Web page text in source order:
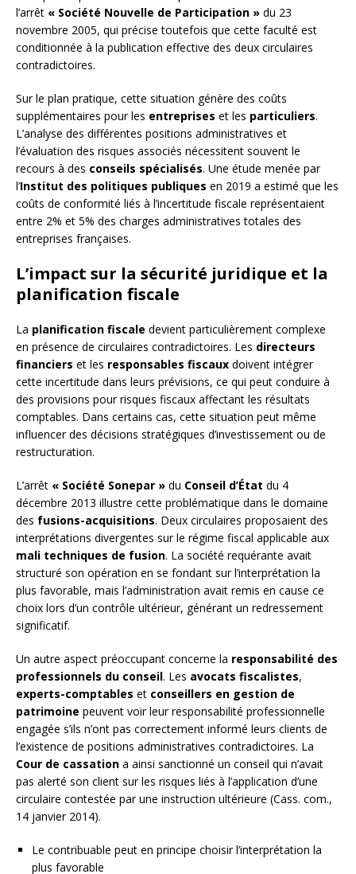
l’arrêt « Société Nouvelle de Participation » du 23
novembre 2005, qui précise toutefois que cette faculté est
conditionnée à la publication effective des deux circulaires
contradictoires.
Sur le plan pratique, cette situation génère des coûts
supplémentaires pour les entreprises et les particuliers.
L’analyse des différentes positions administratives et
l’évaluation des risques associés nécessitent souvent le
recours à des conseils spécialisés. Une étude menée par
l’Institut des politiques publiques en 2019 a estimé que les
coûts de conformité liés à l’incertitude fiscale représentaient
entre 2% et 5% des charges administratives totales des
entreprises françaises.
L’impact sur la sécurité juridique et la
planification fiscale
La planification fiscale devient particulièrement complexe
en présence de circulaires contradictoires. Les directeurs
financiers et les responsables fiscaux doivent intégrer
cette incertitude dans leurs prévisions, ce qui peut conduire à
des provisions pour risques fiscaux affectant les résultats
comptables. Dans certains cas, cette situation peut même
influencer des décisions stratégiques d’investissement ou de
restructuration.
L’arrêt « Société Sonepar » du Conseil d’État du 4
décembre 2013 illustre cette problématique dans le domaine
des fusions-acquisitions. Deux circulaires proposaient des
interprétations divergentes sur le régime fiscal applicable aux
mali techniques de fusion. La société requérante avait
structuré son opération en se fondant sur l’interprétation la
plus favorable, mais l’administration avait remis en cause ce
choix lors d’un contrôle ultérieur, générant un redressement
significatif.
Un autre aspect préoccupant concerne la responsabilité des
professionnels du conseil. Les avocats fiscalistes,
experts-comptables et conseillers en gestion de
patrimoine peuvent voir leur responsabilité professionnelle
engagée s’ils n’ont pas correctement informé leurs clients de
l’existence de positions administratives contradictoires. La
Cour de cassation a ainsi sanctionné un conseil qui n’avait
pas alerté son client sur les risques liés à l’application d’une
circulaire contestée par une instruction ultérieure (Cass. com.,
14 janvier 2014).
Le contribuable peut en principe choisir l’interprétation la
plus favorable